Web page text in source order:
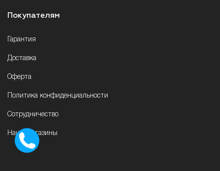
Покупателям
Гарантия
Доставка
Оферта
Политика конфиденциальности
Сотрудничество
Наши магазины